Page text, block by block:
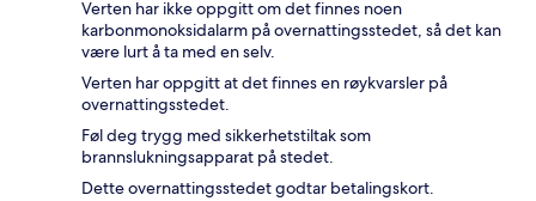
Verten har ikke oppgitt om det finnes noen
karbonmonoksidalarm på overnattingsstedet, så det kan
være lurt å ta med en selv.
Verten har oppgitt at det finnes en røykvarsler på
overnattingsstedet.
Føl deg trygg med sikkerhetstiltak som
brannslukningsapparat på stedet.
Dette overnattingsstedet godtar betalingskort.